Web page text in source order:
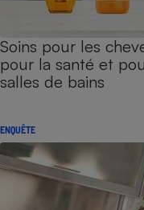
Soins pour les
pour la santé et
salles de bains
ENQUÊTE